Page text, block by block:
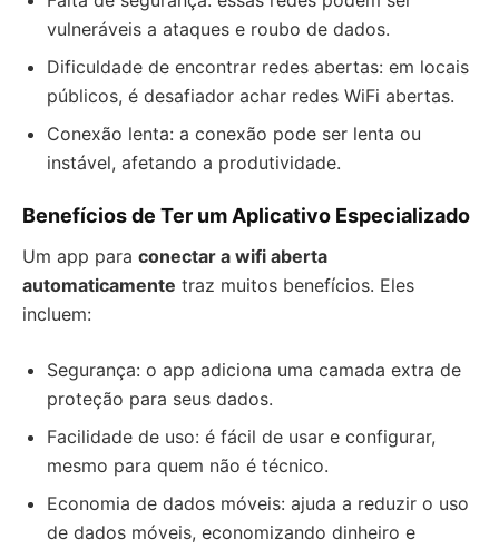
vulneráveis a ataques e roubo de dados.
Dificuldade de encontrar redes abertas: em locais
públicos, é desafiador achar redes WiFi abertas.
Conexão lenta: a conexão pode ser lenta ou
instável, afetando a produtividade.
Benefícios de Ter um Aplicativo Especializado
Um app para conectar a wifi aberta
automaticamente traz muitos benefícios. Eles
incluem:
Segurança: o app adiciona uma camada extra de
proteção para seus dados.
Facilidade de uso: é fácil de usar e configurar,
mesmo para quem não é técnico.
Economia de dados móveis: ajuda a reduzir o uso
de dados móveis, economizando dinheiro e